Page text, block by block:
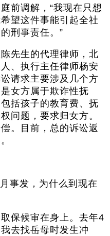
前调解，“我现在只想
望这件事能引起全社
刑事责任。”
先生的代理律师，北
、执行主任律师杨安
请求主要涉及几个方
女方属于欺诈性抚
括孩子的教育费、抚
问题，要求归女方。
。目前，总的诉讼返
发，为什么到现在
取保候审在身上。去年4
去找岳母时发生冲